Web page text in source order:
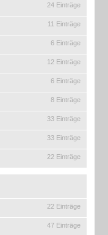
24 Einträge
11 Einträge
6 Einträge
12 Einträge
6 Einträge
8 Einträge
33 Einträge
33 Einträge
22 Einträge
22 Einträge
47 Einträge